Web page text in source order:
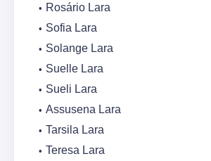
Rosário Lara
Sofia Lara
Solange Lara
Suelle Lara
Sueli Lara
Assusena Lara
Tarsila Lara
Teresa Lara